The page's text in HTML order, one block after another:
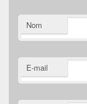
Nom
E-mail